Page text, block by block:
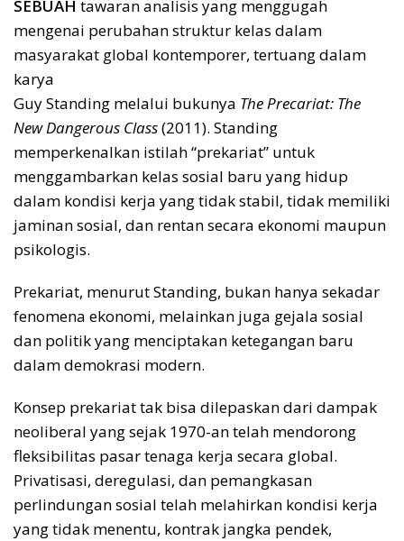
SEBUAH tawaran analisis yang menggugah
mengenai perubahan struktur kelas dalam
masyarakat global kontemporer, tertuang dalam
karya
Guy Standing melalui bukunya The Precariat: The
New Dangerous Class(2011). Standing
memperkenalkan istilah “prekariat” untuk
menggambarkan kelas sosial baru yang hidup
dalam kondisi kerja yang tidak stabil, tidak memiliki
jaminan sosial, dan rentan secara ekonomi maupun
psikologis.
Prekariat, menurut Standing, bukan hanya sekadar
fenomena ekonomi, melainkan juga gejala sosial
dan politik yang menciptakan ketegangan baru
dalam demokrasi modern.
Konsep prekariat tak bisa dilepaskan dari dampak
neoliberal yang sejak 1970-an telah mendorong
fleksibilitas pasar tenaga kerja secara global.
Privatisasi, deregulasi, dan pemangkasan
perlindungan sosial telah melahirkan kondisi kerja
yang tidak menentu, kontrak jangka pendek,